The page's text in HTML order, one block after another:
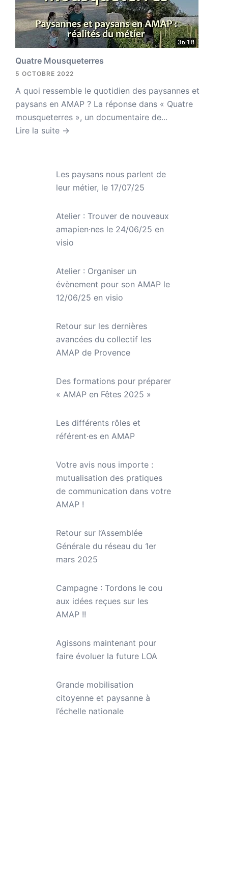
Quatre Mousqueterres
5 OCTOBRE 2022
A quoi ressemble le quotidien des paysannes et
paysans en AMAP ? La réponse dans « Quatre
mousqueterres », un documentaire de...
Lire la suite →
Les paysans nous parlent de
leur métier, le 17/07/25
Atelier : Trouver de nouveaux
amapien·nes le 24/06/25 en
visio
Atelier : Organiser un
évènement pour son AMAP le
12/06/25 en visio
Retour sur les dernières
avancées du collectif les
AMAP de Provence
Des formations pour préparer
« AMAP en Fêtes 2025 »
Les différents rôles et
référent·es en AMAP
Votre avis nous importe :
mutualisation des pratiques
de communication dans votre
AMAP !
Retour sur l’Assemblée
Générale du réseau du 1er
mars 2025
Campagne : Tordons le cou
aux idées reçues sur les
AMAP !!
Agissons maintenant pour
faire évoluer la future LOA
Grande mobilisation
citoyenne et paysanne à
l’échelle nationale